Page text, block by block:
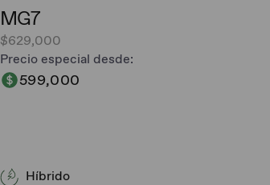
MG7
$629,000
Precio especial desde:
599,000
Híbrido